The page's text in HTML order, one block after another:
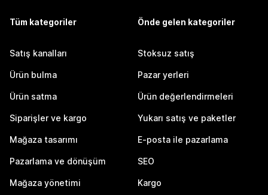
Tüm kategoriler
Satış kanalları
Ürün bulma
Ürün satma
Siparişler ve kargo
Mağaza tasarımı
Pazarlama ve dönüşüm
Mağaza yönetimi
Önde gelen kategoriler
Stoksuz satış
Pazar yerleri
Ürün değerlendirmeleri
Yukarı satış ve paketler
E-posta ile pazarlama
SEO
Kargo